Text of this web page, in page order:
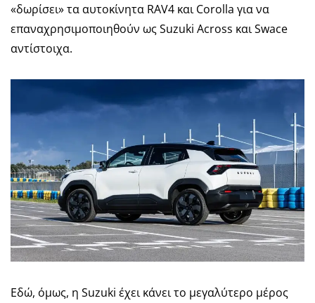
«δωρίσει» τα αυτοκίνητα RAV4 και Corolla για να
επαναχρησιμοποιηθούν ως Suzuki Across και Swace
αντίστοιχα.
Εδώ, όμως, η Suzuki έχει κάνει το μεγαλύτερο μέρος